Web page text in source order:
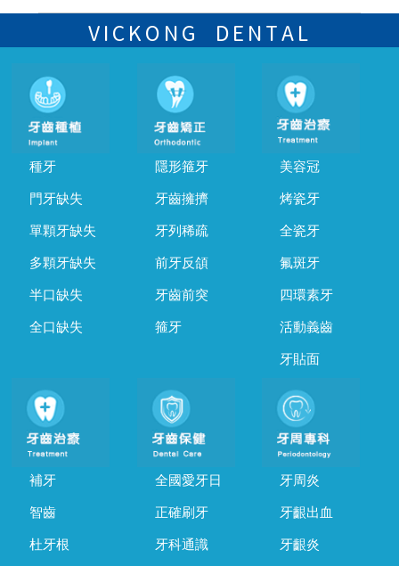
可以，請盡早通過wechat或whatsapp聯絡我們，告知我們你原本預約
的時間及資料，並且重新預約的日期及時段
VICKONG DENTAL
種牙
門牙缺失
單顆牙缺失
多顆牙缺失
半口缺失
全口缺失
隱形箍牙
牙齒擁擠
牙列稀疏
前牙反頜
牙齒前突
箍牙
美容冠
烤瓷牙
全瓷牙
氟斑牙
四環素牙
活動義齒
牙貼面
補牙
智齒
杜牙根
全國愛牙日
正確刷牙
牙科通識
牙周炎
牙齦出血
牙齦炎